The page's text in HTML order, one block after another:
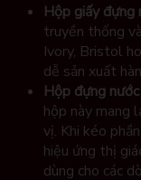
Hộp giấy đựng
truyền thống
Ivory, Bristol
dễ sản xuất
Hộp đựng
hộp này mang
vị. Khi kéo
hiệu ứng thị
dùng cho các